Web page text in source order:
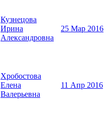
Кузнецова
Ирина
Александровна
25 Мар 2016
Хробостова
Елена
Валерьевна
11 Апр 2016